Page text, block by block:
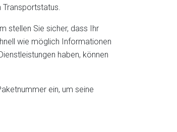
stellen Sie sicher, dass Ihr
wie möglich Informationen
haben, können
ein, um seine